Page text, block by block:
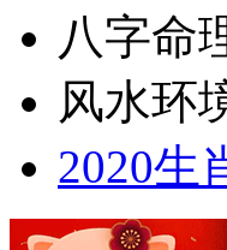
八字命
风水环
2020生